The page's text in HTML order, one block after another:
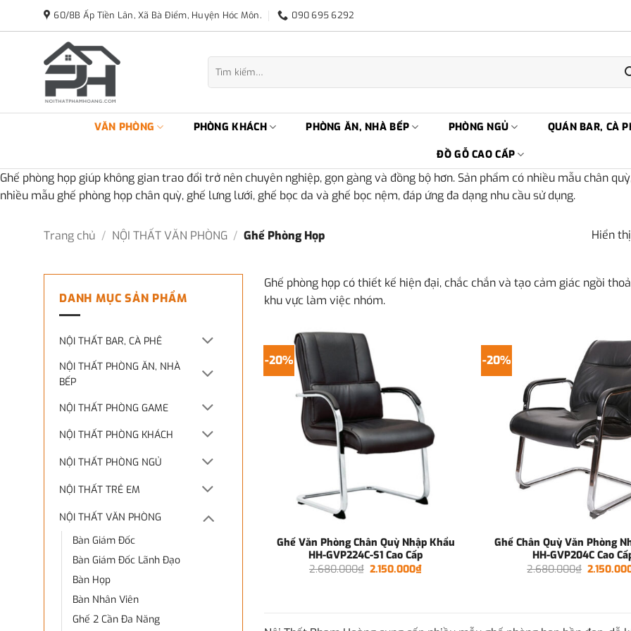
60/8B Ấp Tiền Lân, Xã Bà Điểm, Huyện Hóc Môn. 090 695 6292
kiếm:
VĂN PHÒNG PHÒNG KHÁCH PHÒNG ĂN, NHÀ BẾP PHÒNG NGỦ QUÁN BAR, CÀ
ĐỒ GỖ CAO CẤP
Ghế phòng họp giúp không gian trao đổi trở nên chuyên nghiệp, gọn gàng và đồng bộ hơn. Sản phẩm có nhiều mẫu chân
nhiều mẫu ghế phòng họp chân quỳ, ghế lưng lưới, ghế bọc da và ghế bọc nệm, đáp ứng đa dạng nhu cầu sử dụng.
Trang chủ / NỘI THẤT VĂN PHÒNG / Ghế Phòng Họp Hiển
DANH MỤC SẢN PHẨM
NỘI THẤT BAR, CÀ PHÊ
NỘI THẤT PHÒNG ĂN, NHÀ
BẾP
NỘI THẤT PHÒNG GAME
NỘI THẤT PHÒNG KHÁCH
NỘI THẤT PHÒNG NGỦ
NỘI THẤT TRẺ EM
NỘI THẤT VĂN PHÒNG
Bàn Giám Đốc
Bàn Giám Đốc Lãnh Đạo
Bàn Họp
Bàn Nhân Viên
Ghế 2 Cần Đa Năng
Ghế phòng họp có thiết kế hiện đại, chắc chắn và tạo cảm giác ngồi
khu vực làm việc nhóm.
-20%
Ghế Văn Phòng Chân Quỳ Nhập Khẩu
HH-GVP224C-S1 Cao Cấp
2.680.000₫ Giá
2.150.000₫Giá
-20%
Ghế Chân Quỳ Văn Phòng
HH-GVP204C Cao
2.680.000₫ Giá